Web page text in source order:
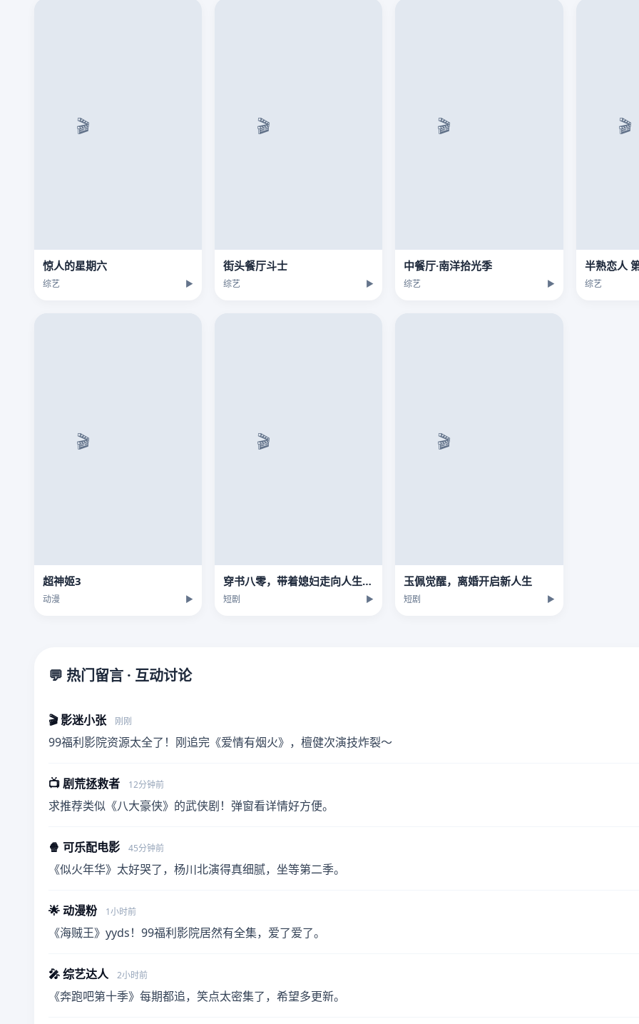
惊人的星期六
综艺 ▶
街头餐厅斗士
综艺 ▶
中餐厅·南洋拾光季
综艺 ▶
半熟恋人
综艺
超神姬3
动漫 ▶
穿书八零，带着媳妇走向人生巅峰
短剧 ▶
玉佩觉醒，离婚开启新人生
短剧 ▶
💬 热门留言 · 互动讨论
🎬 影迷小张 刚刚
99福利影院资源太全了！刚追完《爱情有烟火》，檀健次演技炸裂～
📺 剧荒拯救者 12分钟前
求推荐类似《八大豪侠》的武侠剧！弹窗看详情好方便。
🍿 可乐配电影 45分钟前
《似火年华》太好哭了，杨川北演得真细腻，坐等第二季。
🌟 动漫粉 1小时前
《海贼王》yyds！99福利影院居然有全集，爱了爱了。
🎤 综艺达人 2小时前
《奔跑吧第十季》每期都追，笑点太密集了，希望多更新。